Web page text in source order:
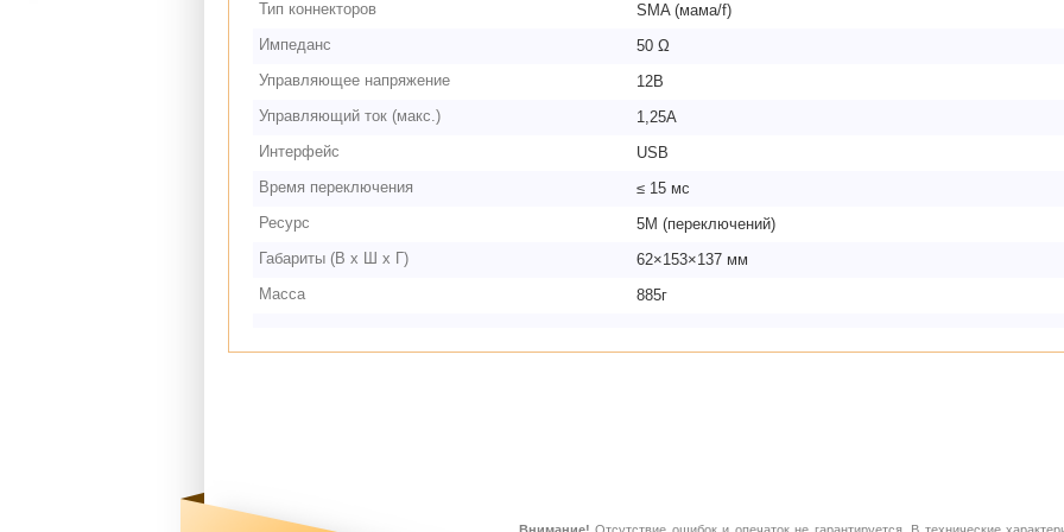
Тип коннекторов
SMA (мама/f)
Импеданс
50 Ω
Управляющее напряжение
12В
Управляющий ток (макс.)
1,25A
Интерфейс
USB
Время переключения
≤ 15 мс
Ресурс
5М (переключений)
Габариты (В х Ш х Г)
62×153×137 мм
Масса
885г